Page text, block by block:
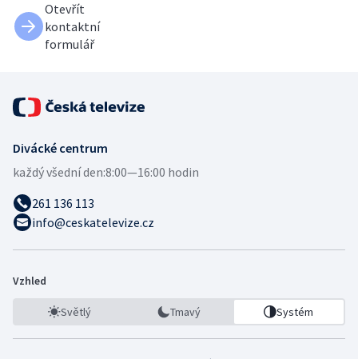
Otevřít
kontaktní
formulář
Divácké centrum
každý všední den:8:00—16:00 hodin
261 136 113
info@ceskatelevize.cz
Vzhled
Světlý Tmavý Systém